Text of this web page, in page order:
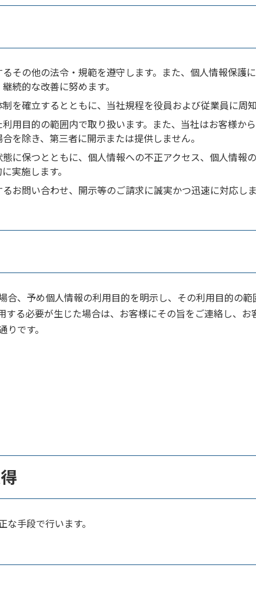
その他の法令・規範を遵守します。また、個人情報保護
続的な改善に努めます。
を確立するとともに、当社規程を役員および従業員に周
用目的の範囲内で取り扱います。また、当社はお客様か
を除き、第三者に開示または提供しません。
に保つとともに、個人情報への不正アクセス、個人情報
実施します。
お問い合わせ、開示等のご請求に誠実かつ迅速に対応しま
合、予め個人情報の利用目的を明示し、その利用目的の
する必要が生じた場合は、お客様にその旨をご連絡し、お
です。
手段で行います。